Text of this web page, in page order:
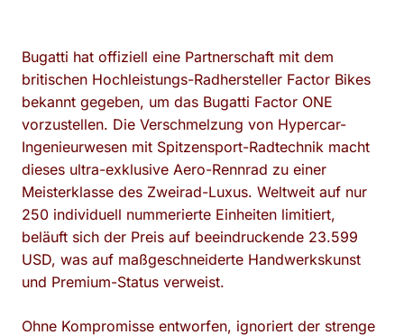
Bugatti hat offiziell eine Partnerschaft mit dem
britischen Hochleistungs-Radhersteller Factor Bikes
bekannt gegeben, um das Bugatti Factor ONE
vorzustellen. Die Verschmelzung von Hypercar-
Ingenieurwesen mit Spitzensport-Radtechnik macht
dieses ultra-exklusive Aero-Rennrad zu einer
Meisterklasse des Zweirad-Luxus. Weltweit auf nur
250 individuell nummerierte Einheiten limitiert,
beläuft sich der Preis auf beeindruckende 23.599
USD, was auf maßgeschneiderte Handwerkskunst
und Premium-Status verweist.
Ohne Kompromisse entworfen, ignoriert der strenge